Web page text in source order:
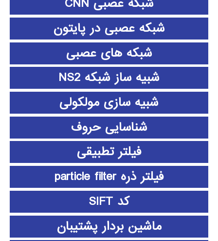
شبکه عصبی در پایتون
شبکه های عصبی
شبیه ساز شبکه NS2
شبیه سازی مولکولی
شناسایی حروف
فیلتر تطبیقی
فیلتر ذره particle filter
کد SIFT
ماشین بردار پشتیبان